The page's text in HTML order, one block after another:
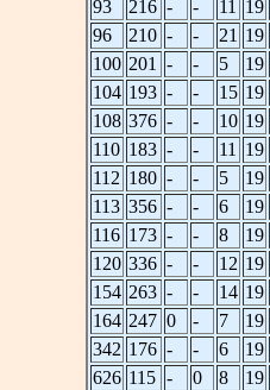
93 216 - - 11 19
96
210 - - 21 19
100 201 - - 5 19
104 193 - - 15 19
108 376 - - 10 19
110 183 - - 11 19
112 180 - - 5 19
113 356 - - 6 19
116 173 - - 8 19
120 336 - - 12 19
154 263 - - 14 19
164 247 0 - 7 19
342 176 - - 6 19
626 115 - 0 8 19